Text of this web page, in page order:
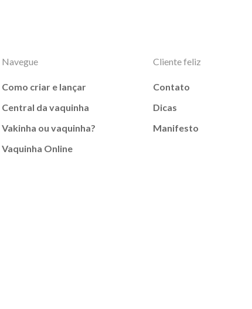
Navegue
Como criar e lançar
Central da vaquinha
Vakinha ou vaquinha?
Vaquinha Online
Cliente feliz
Contato
Dicas
Manifesto